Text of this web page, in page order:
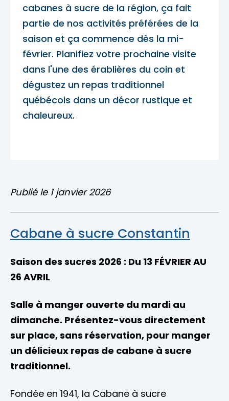
Accès membre
Nous joindre
cabanes à sucre de la région, ça fait
partie de nos activités préférées de la
saison et ça commence dès la mi-
février. Planifiez votre prochaine visite
dans l'une des érablières du coin et
dégustez un repas traditionnel
québécois dans un décor rustique et
chaleureux.
Publié le 1 janvier 2026
Cabane à sucre Constantin
Saison des sucres 2026 : Du 13 FÉVRIER AU
26 AVRIL
Salle à manger ouverte du mardi au
dimanche. Présentez-vous directement
sur place, sans réservation, pour manger
un délicieux repas de cabane à sucre
traditionnel.
Fondée en 1941, la Cabane à sucre